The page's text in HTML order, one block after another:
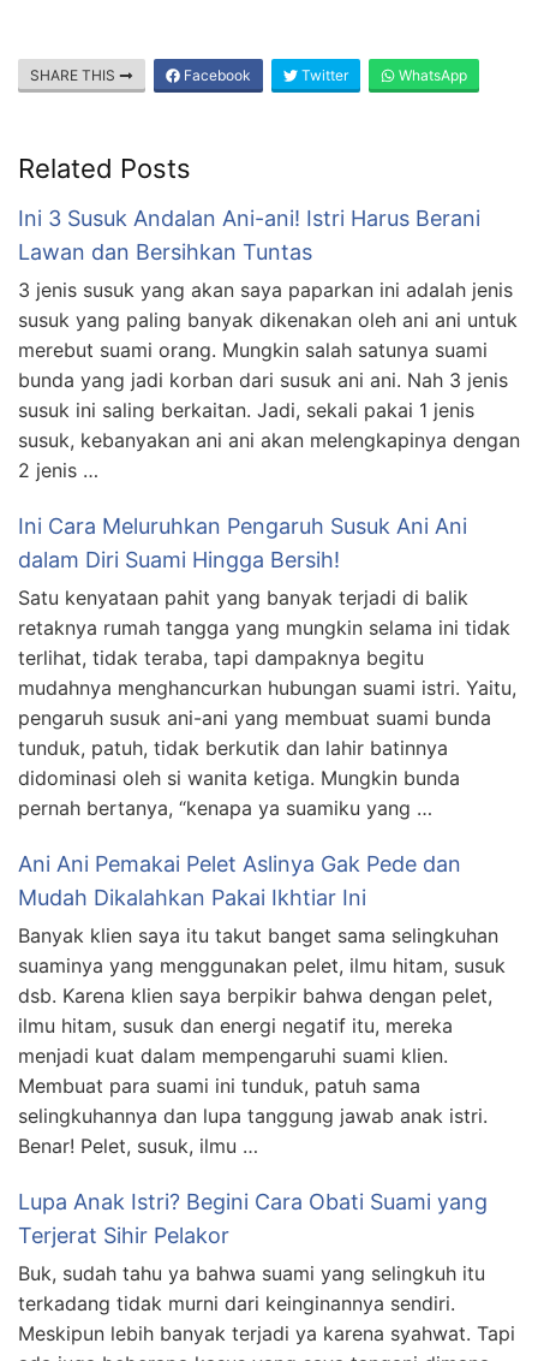
SHARE THIS Facebook Twitter WhatsApp
Related Posts
Ini 3 Susuk Andalan Ani-ani! Istri Harus Berani
Lawan dan Bersihkan Tuntas
3 jenis susuk yang akan saya paparkan ini adalah jenis
susuk yang paling banyak dikenakan oleh ani ani untuk
merebut suami orang. Mungkin salah satunya suami
bunda yang jadi korban dari susuk ani ani. Nah 3 jenis
susuk ini saling berkaitan. Jadi, sekali pakai 1 jenis
susuk, kebanyakan ani ani akan melengkapinya dengan
2 jenis …
Ini Cara Meluruhkan Pengaruh Susuk Ani Ani
dalam Diri Suami Hingga Bersih!
Satu kenyataan pahit yang banyak terjadi di balik
retaknya rumah tangga yang mungkin selama ini tidak
terlihat, tidak teraba, tapi dampaknya begitu
mudahnya menghancurkan hubungan suami istri. Yaitu,
pengaruh susuk ani-ani yang membuat suami bunda
tunduk, patuh, tidak berkutik dan lahir batinnya
didominasi oleh si wanita ketiga. Mungkin bunda
pernah bertanya, “kenapa ya suamiku yang …
Ani Ani Pemakai Pelet Aslinya Gak Pede dan
Mudah Dikalahkan Pakai Ikhtiar Ini
Banyak klien saya itu takut banget sama selingkuhan
suaminya yang menggunakan pelet, ilmu hitam, susuk
dsb. Karena klien saya berpikir bahwa dengan pelet,
ilmu hitam, susuk dan energi negatif itu, mereka
menjadi kuat dalam mempengaruhi suami klien.
Membuat para suami ini tunduk, patuh sama
selingkuhannya dan lupa tanggung jawab anak istri.
Benar! Pelet, susuk, ilmu …
Lupa Anak Istri? Begini Cara Obati Suami yang
Terjerat Sihir Pelakor
Buk, sudah tahu ya bahwa suami yang selingkuh itu
terkadang tidak murni dari keinginannya sendiri.
Meskipun lebih banyak terjadi ya karena syahwat. Tapi